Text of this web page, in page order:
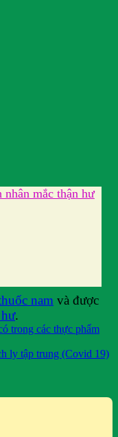
mắc thận hư
nam và được
.
trong các thực phẩm
ly tập trung (Covid 19)